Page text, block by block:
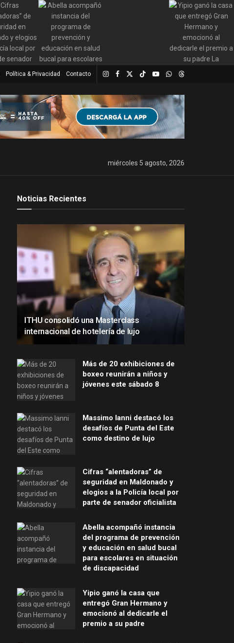
Política & Privacidad Contacto
miércoles 5 agosto, 2026
Noticias Recientes
ITHU consolidó una Masterclass
internacional de hotelería de lujo
Más de 20 exhibiciones de
boxeo reunirán a niños y
jóvenes este sábado 8
Massimo Ianni destacó los
desafíos de Punta del Este
como destino de lujo
Cifras “alentadoras” de
seguridad en Maldonado y
elogios a la Policía local por
parte de senador oficialista
Abella acompañó instancia
del programa de prevención
y educación en salud bucal
para escolares en situación
de discapacidad
Yipio ganó la casa que
entregó Gran Hermano y
emocionó al dedicarle el
premio a su padre